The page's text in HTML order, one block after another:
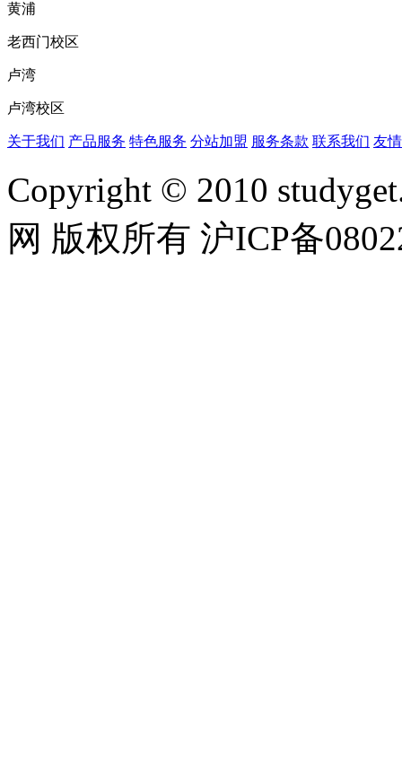
黄浦
老西门校区
卢湾
卢湾校区
关于我们 产品服务 特色服务 分站加盟 服务条款 联系我们 友
Copyright © 2010
网 版权所有 沪ICP备